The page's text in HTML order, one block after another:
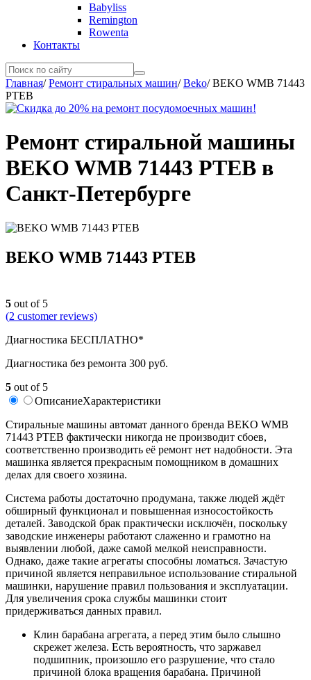
Babyliss
Remington
Rowenta
Контакты
Главная/Ремонт стиральных машин/Beko/BEKO WMB 71443
PTEB
Ремонт стиральной машины
BEKO WMB 71443 PTEB в
Санкт-Петербурге
BEKO WMB 71443 PTEB
5 out of 5
(2 customer reviews)
Диагностика БЕСПЛАТНО*
Диагностика без ремонта 300 руб.
5 out of 5
ОписаниеХарактеристики
Стиральные машины автомат данного бренда BEKO WMB
71443 PTEB фактически никогда не производит сбоев,
соответственно производить её ремонт нет надобности. Эта
машинка является прекрасным помощником в домашних
делах для своего хозяина.
Система работы достаточно продумана, также людей ждёт
обширный функционал и повышенная износостойкость
деталей. Заводской брак практически исключён, поскольку
заводские инженеры работают слаженно и грамотно на
выявлении любой, даже самой мелкой неисправности.
Однако, даже такие агрегаты способны ломаться. Зачастую
причиной является неправильное использование стиральной
машинки, нарушение правил пользования и эксплуатации.
Для увеличения срока службы машинки стоит
придерживаться данных правил.
Клин барабана агрегата, а перед этим было слышно
скрежет железа. Есть вероятность, что заржавел
подшипник, произошло его разрушение, что стало
причиной блока вращения барабана. Причиной